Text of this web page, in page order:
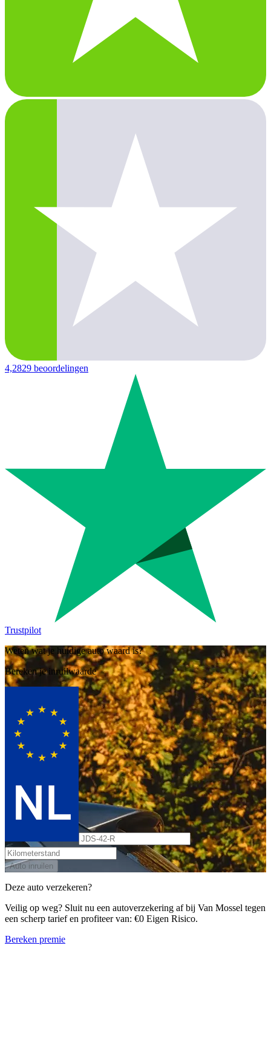
4,2829 beoordelingen
Trustpilot
Weten wat je huidige auto waard is?
Bereken je inruilwaarde
Auto inruilen
Deze auto verzekeren?
Veilig op weg? Sluit nu een autoverzekering af bij Van Mossel tegen
een scherp tarief en profiteer van: €0 Eigen Risico.
Bereken premie